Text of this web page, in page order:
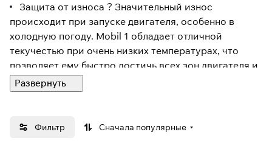
Защита от износа ? Значительный износ
происходит при запуске двигателя, особенно в
холодную погоду. Mobil 1 обладает отличной
текучестью при очень низких температурах, что
позволяет ему быстро достичь всех зон двигателя и
деталей клапанного механизма. Mobil 1 с
технологией Super Syn содержит патентованную
продолжают защищать двигатель в течение
Фильтр Сначала популярные